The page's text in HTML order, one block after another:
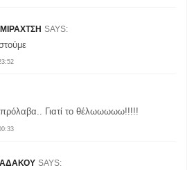
SAYS:
Γιατί το θέλωωωωω!!!!!
SAYS: